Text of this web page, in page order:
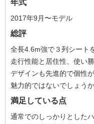
年式
2017年9月〜モデル
総評
全長4.6m強で３列シート
走行性能と居住性、使い
デザインも先進的で個性
魅力的ではないでしょうか
満足している点
通常でのしっかりとした